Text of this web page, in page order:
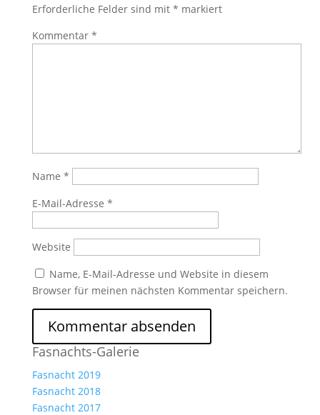
Erforderliche Felder sind mit * markiert
Kommentar *
Name *
E-Mail-Adresse *
Website
Name, E-Mail-Adresse und Website in diesem
Browser für meinen nächsten Kommentar speichern.
Fasnachts-Galerie
Fasnacht 2019
Fasnacht 2018
Fasnacht 2017